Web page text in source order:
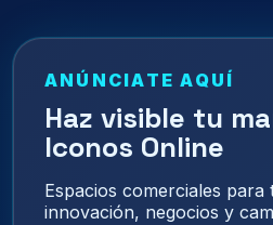
ANÚNCIATE AQUÍ
Haz visible tu
Iconos Online
Espacios comerciales para
innovación, negocios y